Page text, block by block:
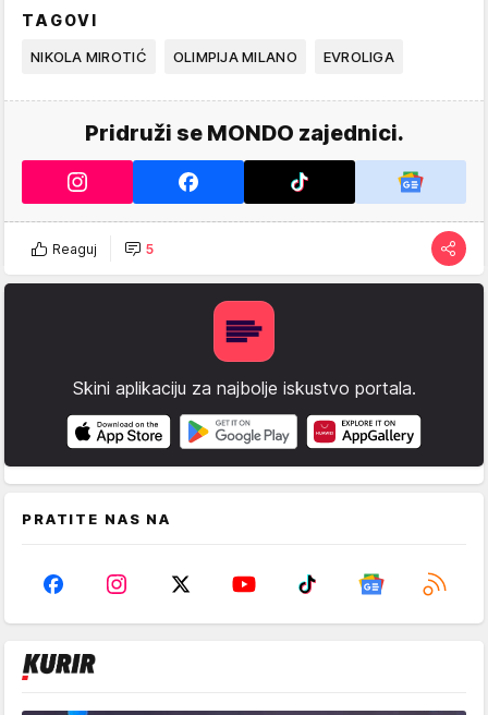
TAGOVI
NIKOLA MIROTIĆ OLIMPIJA MILANO EVROLIGA
Pridruži se MONDO zajednici.
Reaguj 5
Skini aplikaciju za najbolje iskustvo portala.
PRATITE NAS NA